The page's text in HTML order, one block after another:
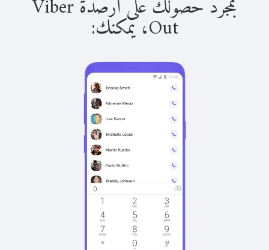
بمجرد حصولك على أرصدة Viber
Out، يمكنك: